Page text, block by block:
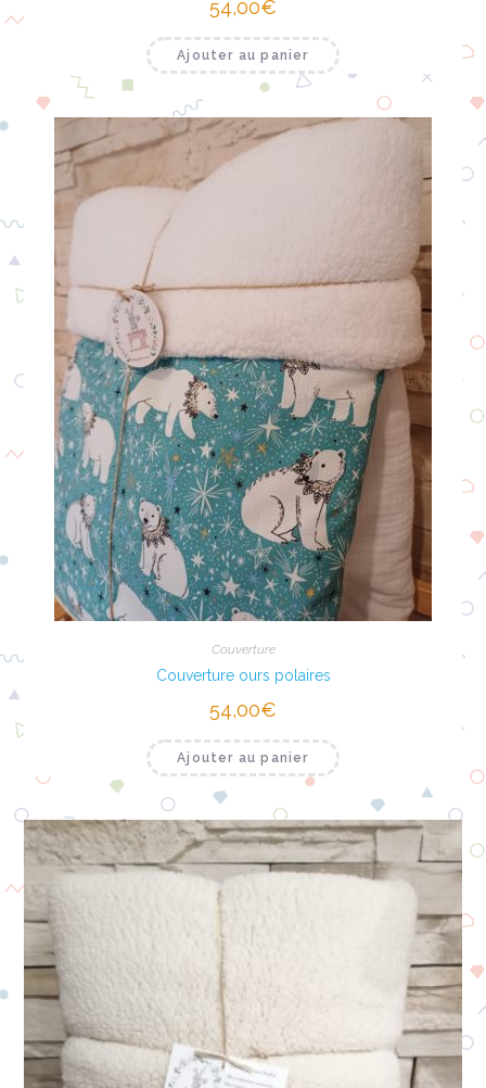
54,00€
Ajouter au panier
Couverture
Couverture ours polaires
54,00€
Ajouter au panier